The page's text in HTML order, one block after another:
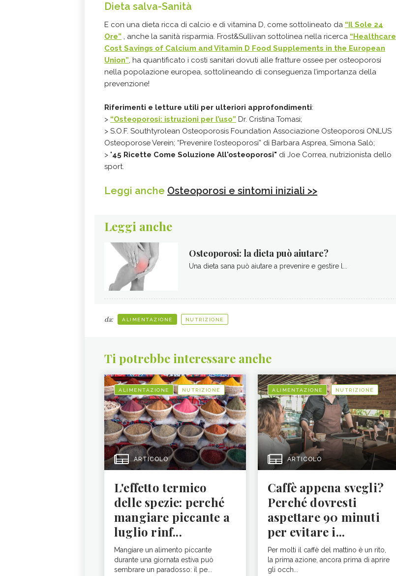
Dieta salva-Sanità
E con una dieta ricca di calcio e di vitamina D, come sottolineato da “Il Sole 24
Ore” , anche la sanità risparmia. Frost&Sullivan sottolinea nella ricerca “Healthcare
Cost Savings of Calcium and Vitamin D Food Supplements in the European
Union”, ha quantificato i costi sanitari dovuti alle fratture ossee per osteoporosi
nella popolazione europea, sottolineando di conseguenza l’importanza della
prevenzione!
Riferimenti e letture utili per ulteriori approfondimenti:
> “Osteoporosi: istruzioni per l’uso” Dr. Cristina Tomasi;
> S.O.F. Southtyrolean Osteoporosis Foundation Associazione Osteoporosi ONLUS
Osteoporose Verein; “Prevenire l’osteoporosi” di Barbara Asprea, Simona Salò;
> "45 Ricette Come Soluzione All'osteoporosi" di Joe Correa, nutrizionista dello
sport.
Leggi anche Osteoporosi e sintomi iniziali >>
Leggi anche
Osteoporosi: la dieta può aiutare?
Una dieta sana può aiutare a prevenire e gestire l...
da: ALIMENTAZIONE NUTRIZIONE
Ti potrebbe interessare anche
ALIMENTAZIONE NUTRIZIONE
ARTICOLO
L'effetto termico
delle spezie: perché
mangiare piccante a
luglio rinf...
Mangiare un alimento piccante
durante una giornata estiva può
sembrare un paradosso: il pe...
ALIMENTAZIONE NUTRIZIONE
ARTICOLO
Caffè appena svegli?
Perché dovresti
aspettare 90 minuti
per evitare i...
Per molti il caffè del mattino è un rito,
la prima azione, ancora prima di aprire
gli occh...